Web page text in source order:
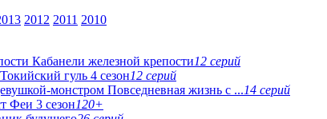
2012 2011 2010
Кабанели железной крепости12 серий
Токийский гуль 4 сезон12 серий
Повседневная жизнь с ...14 серий
Феи 3 сезон120+